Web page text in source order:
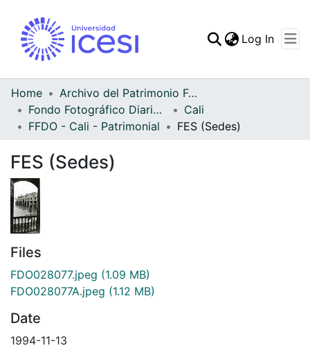
Statistics
Log In
Home
Archivo del Patrimonio Fotográfico y Fílmico del Valle del Cauca
Fondo Fotográfico Diario Occidente
Cali
FFDO - Cali - Patrimonial
FES (Sedes)
FES (Sedes)
Files
FDO028077.jpeg (1.09 MB)
FDO028077A.jpeg (1.12 MB)
Date
1994-11-13